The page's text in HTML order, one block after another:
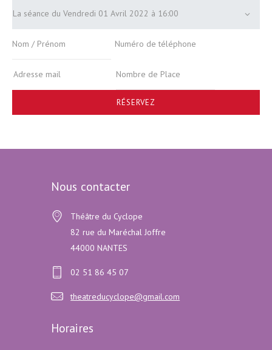
RÉSERVEZ
Nous contacter
Théâtre du Cyclope
82 rue du Maréchal Joffre
44000 NANTES
02 51 86 45 07
theatreducyclope@gmail.com
Horaires